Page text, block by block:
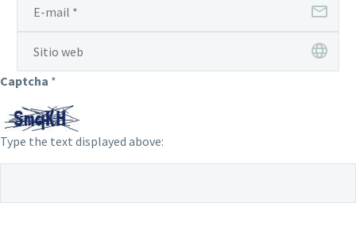
Captcha *
Type the text displayed above: